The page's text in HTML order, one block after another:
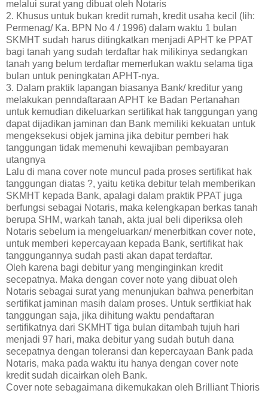
melalui surat yang dibuat oleh Notaris
2. Khusus untuk bukan kredit rumah, kredit usaha kecil (lih:
Permenag/ Ka. BPN No 4 / 1996) dalam waktu 1 bulan
SKMHT sudah harus ditingkatkan menjadi APHT ke PPAT
bagi tanah yang sudah terdaftar hak milikinya sedangkan
tanah yang belum terdaftar memerlukan waktu selama tiga
bulan untuk peningkatan APHT-nya.
3. Dalam praktik lapangan biasanya Bank/ kreditur yang
melakukan penndaftaraan APHT ke Badan Pertanahan
untuk kemudian dikeluarkan sertifikat hak tanggungan yang
dapat dijadikan jaminan dan Bank memiliki kekuatan untuk
mengeksekusi objek jamina jika debitur pemberi hak
tanggungan tidak memenuhi kewajiban pembayaran
utangnya
Lalu di mana cover note muncul pada proses sertifikat hak
tanggungan diatas ?, yaitu ketika debitur telah memberikan
SKMHT kepada Bank, apalagi dalam praktik PPAT juga
berfungsi sebagai Notaris, maka kelengkapan berkas tanah
berupa SHM, warkah tanah, akta jual beli diperiksa oleh
Notaris sebelum ia mengeluarkan/ menerbitkan cover note,
untuk memberi kepercayaan kepada Bank, sertifikat hak
tanggungannya sudah pasti akan dapat terdaftar.
Oleh karena bagi debitur yang menginginkan kredit
secepatnya. Maka dengan cover note yang dibuat oleh
Notaris sebagai surat yang menunjukan bahwa penerbitan
sertifikat jaminan masih dalam proses. Untuk sertfikiat hak
tanggungan saja, jika dihitung waktu pendaftaran
sertifikatnya dari SKMHT tiga bulan ditambah tujuh hari
menjadi 97 hari, maka debitur yang sudah butuh dana
secepatnya dengan toleransi dan kepercayaan Bank pada
Notaris, maka pada waktu itu hanya dengan cover note
kredit sudah dicairkan oleh Bank.
Cover note sebagaimana dikemukakan oleh Brilliant Thioris